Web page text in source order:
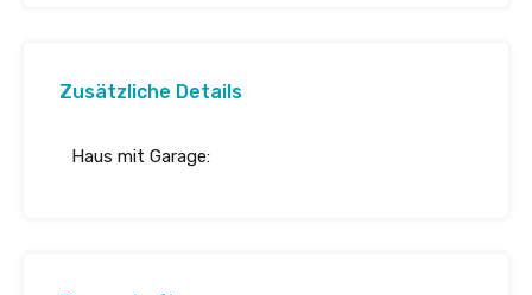
Zusätzliche Details
Haus mit Garage: